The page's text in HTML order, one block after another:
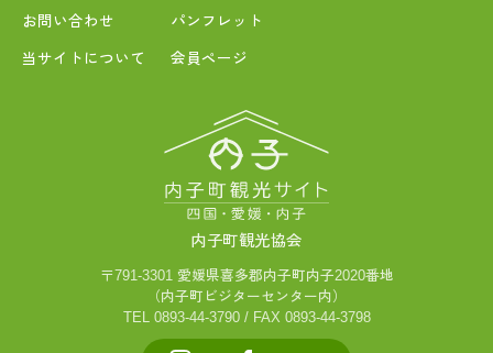
お問い合わせ
当サイトについて
パンフレット
会員ページ
内子町観光協会
〒791-3301 愛媛県喜多郡内子町内子2020番地
（内子町ビジターセンター内）
TEL 0893-44-3790 / FAX 0893-44-3798